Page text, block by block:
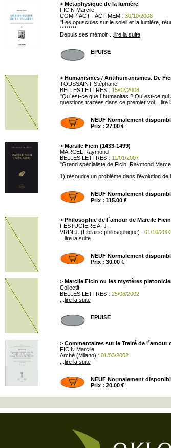
> Métaphysique de la lumière
FICIN Marcile
COMP´ACT - ACT MEM: 30/10/2008
"Les opuscules sur le soleil et la lumière,
********
Depuis ses mémoir ... lire la suite
EPUISE
> Humanismes / Antihumanismes. De
TOUSSAINT Stéphane
BELLES LETTRES: 15/02/2008
"Qu´est-ce que l´humanitas ? Qu´est-ce
questions traitées dans ce premier vol ... lire
NEUF Normalement
Prix : 27.00 €
> Marsile Ficin (1433-1499)
MARCEL Raymond
BELLES LETTRES: 11/01/2007
"Grand spécialiste de Ficin, Raymond
1) résoudre un problème dans l’évolution
NEUF Normalement
Prix : 115.00 €
> Philosophie de l´amour de Marcile
FESTUGIERE A.-J.
VRIN J. (Librairie philosophique) : 01/10/
lire la suite
NEUF Normalement
Prix : 30.00 €
> Marcile Ficin ou les mystères
Collectif
BELLES LETTRES: 25/06/2002
lire la suite
EPUISE
> Commentaires sur le Traité de l´amour
FICIN Marcile
Arché (Milano) : 01/03/2002
lire la suite
NEUF Normalement
Prix : 20.00 €